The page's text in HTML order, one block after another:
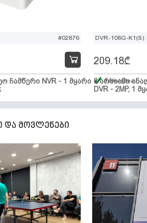
#02876
ჩამწერი NVR - 1 მყარი
DVR-108G-K1(S)
8 არხიანი
DVR - 2MP, 1
209.18₾
მარაგშია
და მოვლენები